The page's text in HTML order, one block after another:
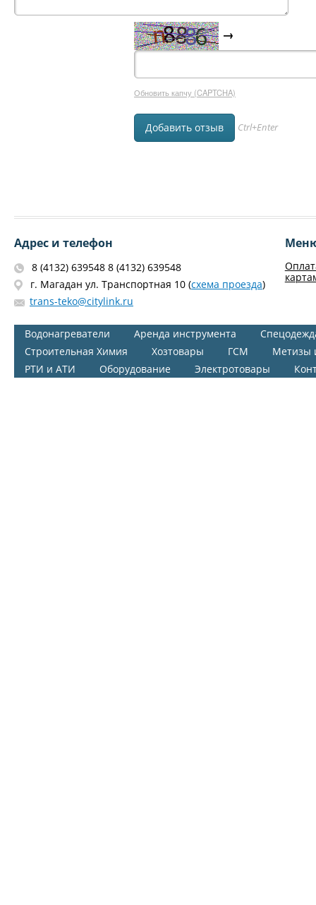
→
Обновить капчу (CAPTCHA)
Ctrl+Enter
Адрес и телефон
8 (4132) 639548 8 (4132) 639548
г. Магадан ул. Транспортная 10 (схема проезда)
trans-teko@citylink.ru
Водонагреватели Аренда инструмента
Строительная Химия
Хозтовары ГСМ
Метизы
РТИ и АТИ
Оборудование Электротовары